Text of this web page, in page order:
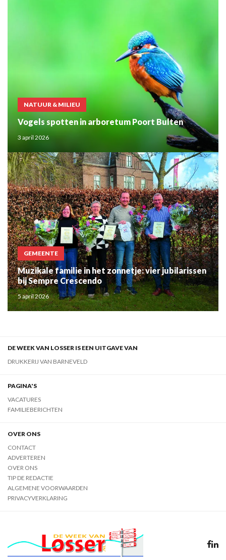
NATUUR & MILIEU
Vogels spotten in arboretum Poort Bulten
3 april 2026
GEMEENTE
Muzikale familie in het zonnetje: vier jubilarissen
bij Sempre Crescendo
5 april 2026
DE WEEK VAN LOSSER IS EEN UITGAVE VAN
DRUKKERIJ VAN BARNEVELD
PAGINA'S
VACATURES
FAMILIEBERICHTEN
OVER ONS
CONTACT
ADVERTEREN
OVER ONS
TIP DE REDACTIE
ALGEMENE VOORWAARDEN
PRIVACYVERKLARING